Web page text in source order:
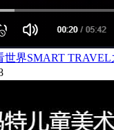
世界SMART